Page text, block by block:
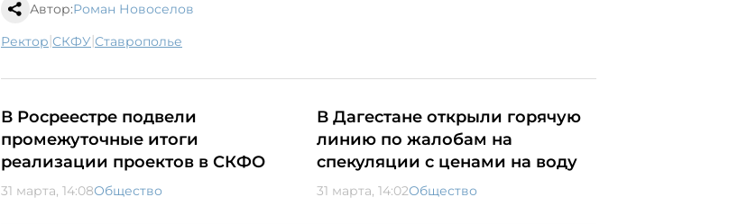
Автор:Роман Новоселов
ректор| СКФУ| Ставрополье
В Росреестре подвели
промежуточные итоги
реализации проектов в СКФО
31 марта, 14:08Общество
В Дагестане открыли горячую
линию по жалобам на
спекуляции с ценами на воду
31 марта, 14:02Общество